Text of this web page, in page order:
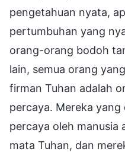
pengetahuan nyata,
pertumbuhan yang
orang-orang bodoh
lain, semua orang
firman Tuhan adalah
percaya. Mereka
percaya oleh manusia
mata Tuhan, dan